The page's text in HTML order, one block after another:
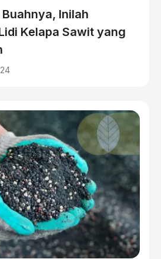
Inilah
Kelapa Sawit yang